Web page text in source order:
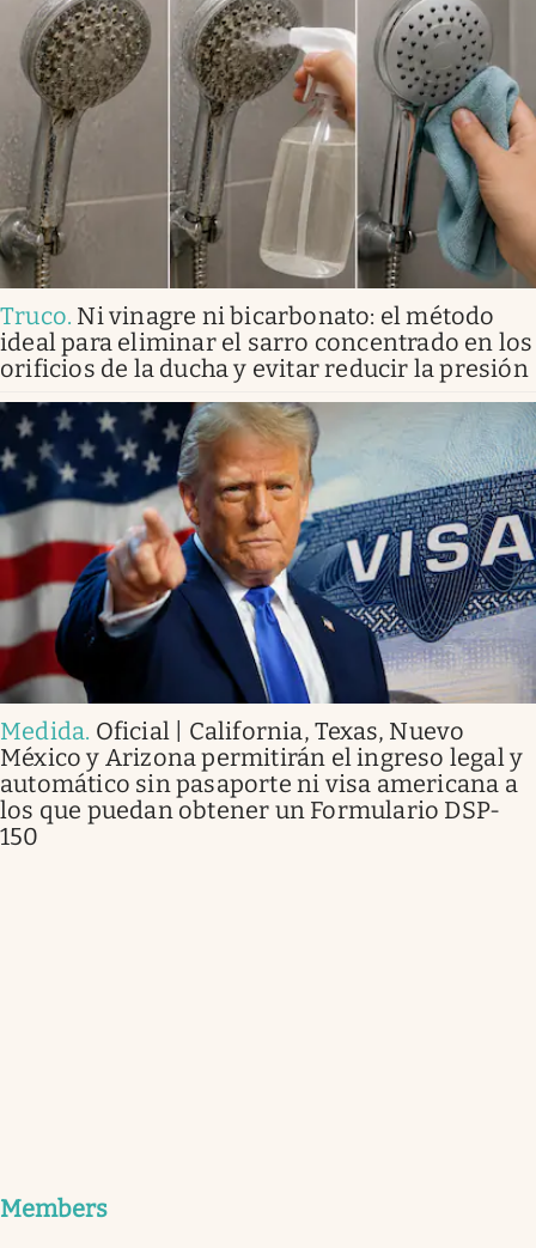
Truco. Ni vinagre ni bicarbonato: el método
ideal para eliminar el sarro concentrado en los
orificios de la ducha y evitar reducir la presión
Medida. Oficial | California, Texas, Nuevo
México y Arizona permitirán el ingreso legal y
automático sin pasaporte ni visa americana a
los que puedan obtener un Formulario DSP-
150
Members